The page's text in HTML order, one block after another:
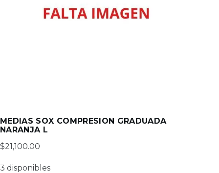
MEDIAS SOX COMPRESION GRADUADA
NARANJA L
$21,100.00
3 disponibles